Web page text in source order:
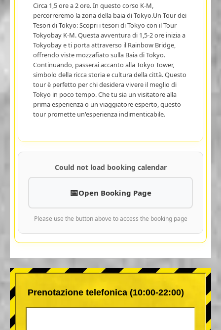
Circa 1,5 ore a 2 ore. In questo corso K-M,
percorreremo la zona della baia di Tokyo.Un Tour dei
Tesori di Tokyo: Scopri i tesori di Tokyo con il Tour
Tokyobay K-M. Questa avventura di 1,5-2 ore inizia a
Tokyobay e ti porta attraverso il Rainbow Bridge,
offrendo viste mozzafiato sulla Baia di Tokyo.
Continuando, passerai accanto alla Tokyo Tower,
simbolo della ricca storia e cultura della città. Questo
tour è perfetto per chi desidera vivere il meglio di
Tokyo in poco tempo. Che tu sia un visitatore alla
prima esperienza o un viaggiatore esperto, questo
tour promette un'esperienza indimenticabile.
Could not load booking calendar
Open Booking Page
Please use the button above to access the booking page
Prenotazione telefonica (10:00-22:00)